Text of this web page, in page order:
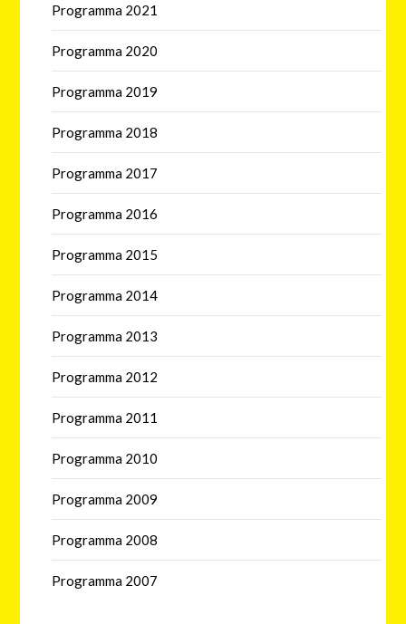
Programma 2021
Programma 2020
Programma 2019
Programma 2018
Programma 2017
Programma 2016
Programma 2015
Programma 2014
Programma 2013
Programma 2012
Programma 2011
Programma 2010
Programma 2009
Programma 2008
Programma 2007